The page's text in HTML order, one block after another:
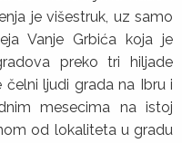
je višestruk, uz samo
Vanje Grbića koja je
preko tri hiljade
ljudi grada na Ibru i
mesecima na istoj
od lokaliteta u gradu